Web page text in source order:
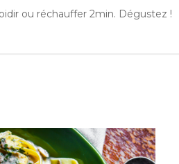
ou réchauffer 2min. Dégustez !